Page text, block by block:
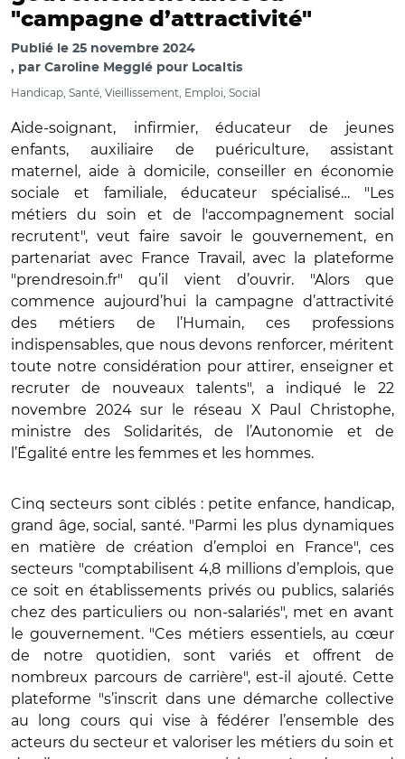
"campagne d’attractivité"
Publié le 25 novembre 2024
par Caroline Megglé pour Localtis
Handicap, Santé, Vieillissement, Emploi, Social
Aide-soignant, infirmier, éducateur de jeunes
enfants, auxiliaire de puériculture, assistant
maternel, aide à domicile, conseiller en économie
sociale et familiale, éducateur spécialisé… "Les
métiers du soin et de l'accompagnement social
recrutent", veut faire savoir le gouvernement, en
partenariat avec France Travail, avec la plateforme
"prendresoin.fr" qu’il vient d’ouvrir. "Alors que
commence aujourd’hui la campagne d’attractivité
des métiers de l’Humain, ces professions
indispensables, que nous devons renforcer, méritent
toute notre considération pour attirer, enseigner et
recruter de nouveaux talents", a indiqué le 22
novembre 2024 sur le réseau X Paul Christophe,
ministre des Solidarités, de l’Autonomie et de
l’Égalité entre les femmes et les hommes.
Cinq secteurs sont ciblés : petite enfance, handicap,
grand âge, social, santé. "Parmi les plus dynamiques
en matière de création d’emploi en France", ces
secteurs "comptabilisent 4,8 millions d’emplois, que
ce soit en établissements privés ou publics, salariés
chez des particuliers ou non-salariés", met en avant
le gouvernement. "Ces métiers essentiels, au cœur
de notre quotidien, sont variés et offrent de
nombreux parcours de carrière", est-il ajouté. Cette
plateforme "s’inscrit dans une démarche collective
au long cours qui vise à fédérer l’ensemble des
acteurs du secteur et valoriser les métiers du soin et